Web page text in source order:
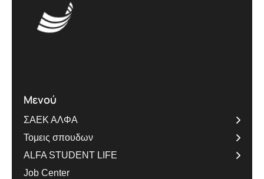
Μενού
ΣΑΕΚ ΑΛΦΑ
Τομεις σπουδων
ALFA STUDENT LIFE
Job Center